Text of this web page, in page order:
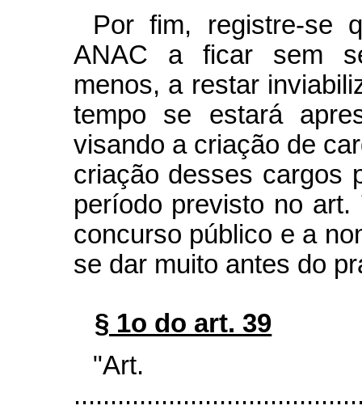
Por fim, registre-se
ANAC a ficar sem
menos, a restar
tempo se estará
visando a criação de
criação desses cargos
período previsto no
concurso público e a
se dar muito antes do
§ 1o do art. 39